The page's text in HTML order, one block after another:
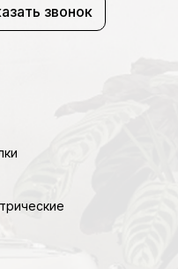
звонок